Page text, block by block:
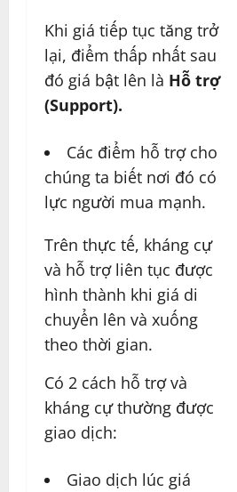
Khi giá tiếp tục tăng trở
lại, điểm thấp nhất sau
đó giá bật lên là Hỗ trợ
(Support).
Các điểm hỗ trợ cho
chúng ta biết nơi đó có
lực người mua mạnh.
Trên thực tế, kháng cự
và hỗ trợ liên tục được
hình thành khi giá di
chuyển lên và xuống
theo thời gian.
Có 2 cách hỗ trợ và
kháng cự thường được
giao dịch:
Giao dịch lúc giá